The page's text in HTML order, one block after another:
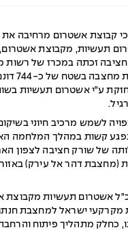
קבוצת אשטרום מרחיבה את
תעשיות, מקבוצת
זכתה במכרז של רשות
הרשאה
ע"י אשטרום תעשיות
לשמש מרכיב חיוני
קשות במהלך המלחמה
של שורק חציבה לצפון
(מחצבת דהר אל עירק)
אשטרום תעשיות מקבוצת
מקרקעי ישראל למחצבת
כחלק מתהליך פיתוח